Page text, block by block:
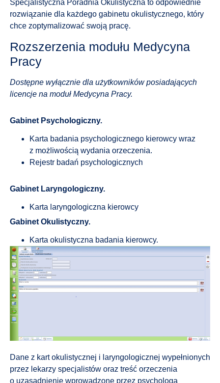
Specjalistyczna Poradnia Okulistyczna to odpowiednie
rozwiązanie dla każdego gabinetu okulistycznego, który
chce zoptymalizować swoją pracę.
Rozszerzenia modułu Medycyna
Pracy
Dostępne wyłącznie dla użytkowników posiadających
licencje na moduł Medycyna Pracy.
Gabinet Psychologiczny.
Karta badania psychologicznego kierowcy wraz
z możliwością wydania orzeczenia.
Rejestr badań psychologicznych
Gabinet Laryngologiczny.
Karta laryngologiczna kierowcy
Gabinet Okulistyczny.
Karta okulistyczna badania kierowcy.
Dane z kart okulistycznej i laryngologicznej wypełnionych
przez lekarzy specjalistów oraz treść orzeczenia
o uzasadnienie wprowadzone przez psychologa